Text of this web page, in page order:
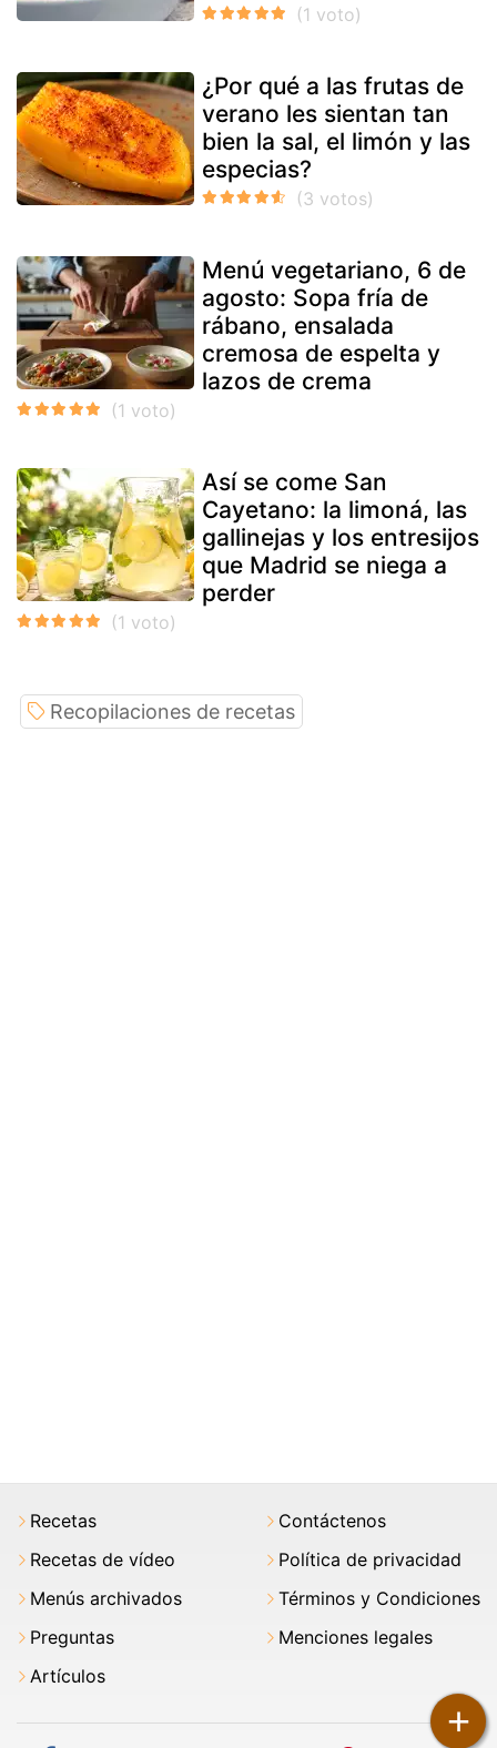
¿Por qué a las frutas de
verano les sientan tan
bien la sal, el limón y las
especias?
Menú vegetariano, 6 de
agosto: Sopa fría de
rábano, ensalada
cremosa de espelta y
lazos de crema
Así se come San
Cayetano: la limoná, las
gallinejas y los entresijos
que Madrid se niega a
perder
+
Recopilaciones de recetas
Recetas
Recetas de vídeo
Menús archivados
Preguntas
Artículos
Contáctenos
Política de privacidad
Términos y Condiciones
Menciones legales